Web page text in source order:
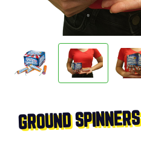
GROUND SPINNERS